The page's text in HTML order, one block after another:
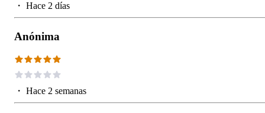
・ Hace 2 días
Anónima
・ Hace 2 semanas